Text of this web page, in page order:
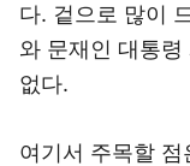
다. 겉으로 많이
와 문재인 대통
없다.
여기서 주목할